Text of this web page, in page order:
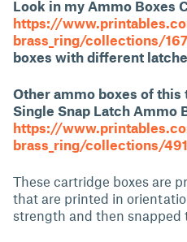
Look in my Ammo Boxes
https://
brass_ring/collections/
boxes with different
Other ammo boxes of this
Single Snap Latch Ammo
https://
brass_ring/collections/
These cartridge boxes are
that are printed in
strength and then snapped